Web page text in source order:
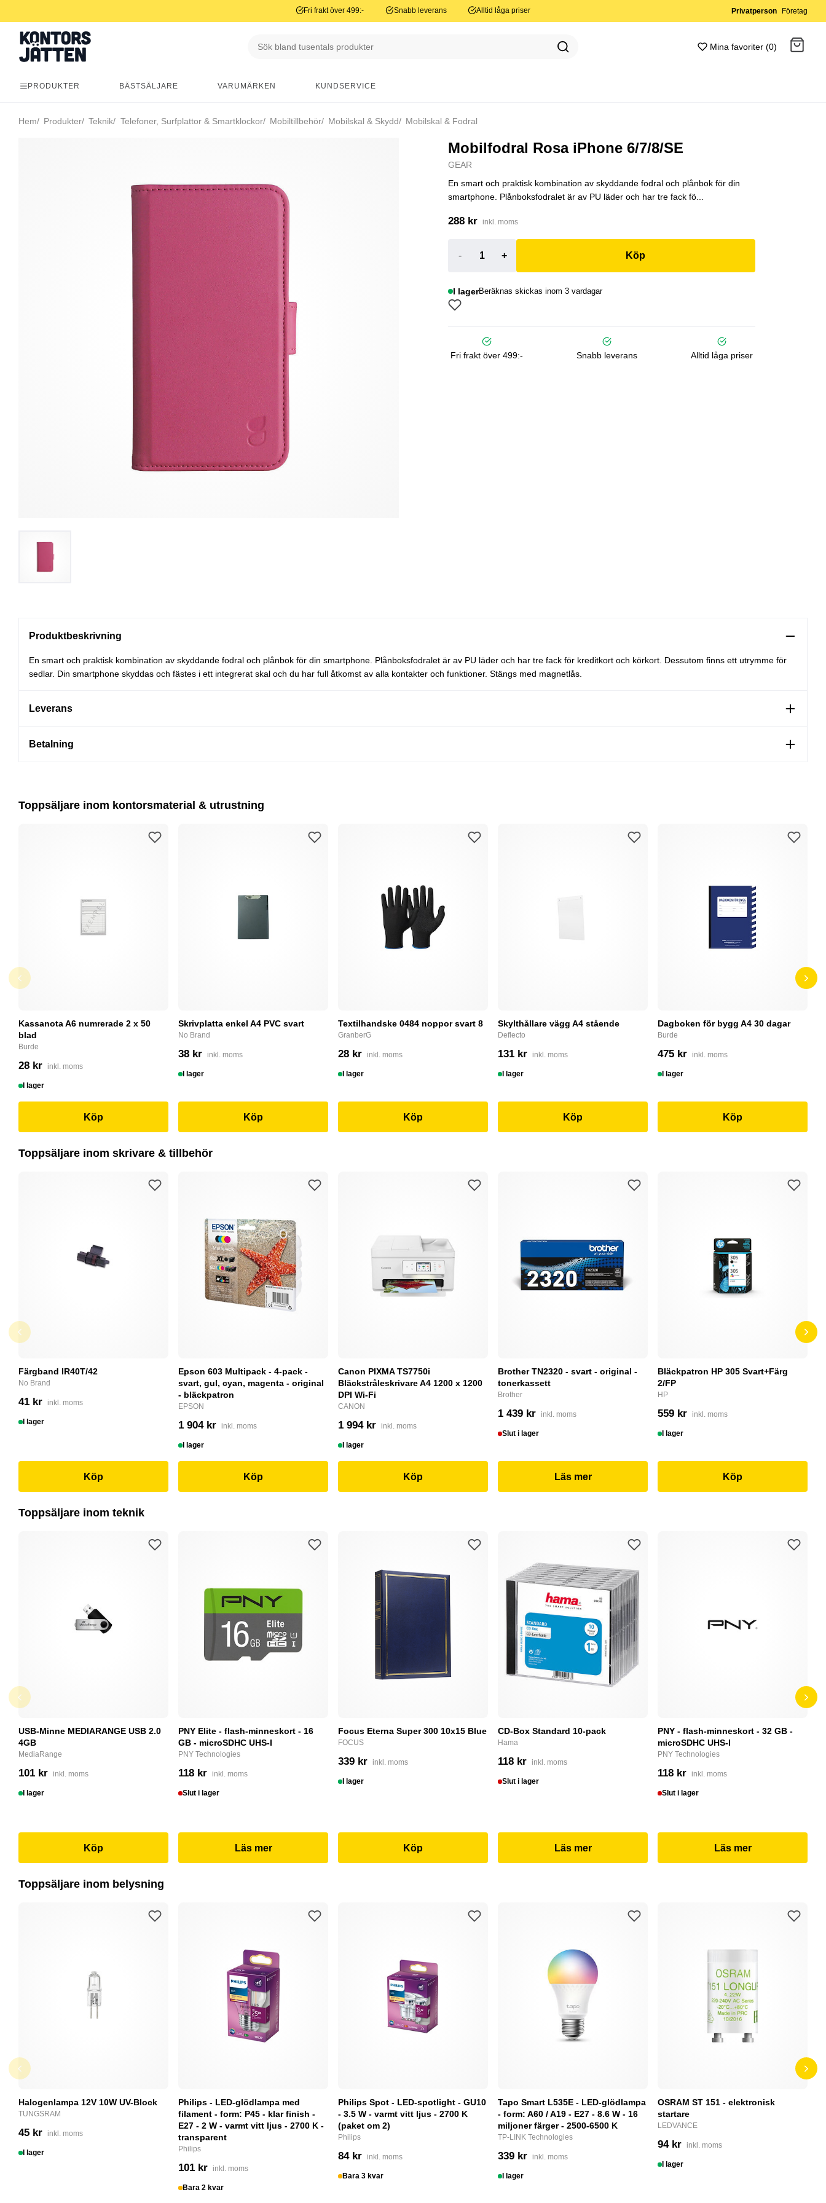
Fri frakt över 499:- Snabb leverans Alltid låga priser Privatperson Företag
Mina favoriter (0)
PRODUKTER BÄSTSÄLJARE VARUMÄRKEN KUNDSERVICE
Hem Produkter Teknik Telefoner, Surfplattor & Smartklockor Mobiltillbehör Mobilskal & Skydd Mobilskal & Fodral
Mobilfodral Rosa iPhone 6/7/8/SE
GEAR
En smart och praktisk kombination av skyddande fodral och plånbok för din
smartphone. Plånboksfodralet är av PU läder och har tre fack fö...
288 kr inkl. moms
- + Köp
I lagerBeräknas skickas inom 3 vardagar
Fri frakt över 499:- Snabb leverans Alltid låga priser
Produktbeskrivning
En smart och praktisk kombination av skyddande fodral och plånbok för din smartphone. Plånboksfodralet är av PU läder och har tre fack för kreditkort och körkort. Dessutom finns ett utrymme för
sedlar. Din smartphone skyddas och fästes i ett integrerat skal och du har full åtkomst av alla kontakter och funktioner. Stängs med magnetlås.
Leverans
Betalning
Toppsäljare inom kontorsmaterial & utrustning
Kassanota A6 numrerade 2 x 50
blad
Burde
28 kr inkl. moms
I lager
Köp
Skrivplatta enkel A4 PVC svart
No Brand
38 kr inkl. moms
I lager
Köp
Textilhandske 0484 noppor svart 8
GranberG
28 kr inkl. moms
I lager
Köp
Skylthållare vägg A4 stående
Deflecto
131 kr inkl. moms
I lager
Köp
Dagboken för bygg A4 30 dagar
Burde
475 kr inkl. moms
I lager
Köp
Toppsäljare inom skrivare & tillbehör
Färgband IR40T/42
No Brand
41 kr inkl. moms
I lager
Köp
Epson 603 Multipack - 4-pack -
svart, gul, cyan, magenta - original
- bläckpatron
EPSON
1 904 kr inkl. moms
I lager
Köp
Canon PIXMA TS7750i
Bläckstråleskrivare A4 1200 x 1200
DPI Wi-Fi
CANON
1 994 kr inkl. moms
I lager
Köp
Brother TN2320 - svart - original -
tonerkassett
Brother
1 439 kr inkl. moms
Slut i lager
Läs mer
Bläckpatron HP 305 Svart+Färg
2/FP
HP
559 kr inkl. moms
I lager
Köp
Toppsäljare inom teknik
USB-Minne MEDIARANGE USB 2.0
4GB
MediaRange
101 kr inkl. moms
I lager
Köp
PNY Elite - flash-minneskort - 16
GB - microSDHC UHS-I
PNY Technologies
118 kr inkl. moms
Slut i lager
Läs mer
Focus Eterna Super 300 10x15 Blue
FOCUS
339 kr inkl. moms
I lager
Köp
CD-Box Standard 10-pack
Hama
118 kr inkl. moms
Slut i lager
Läs mer
PNY - flash-minneskort - 32 GB -
microSDHC UHS-I
PNY Technologies
118 kr inkl. moms
Slut i lager
Läs mer
Toppsäljare inom belysning
Halogenlampa 12V 10W UV-Block
TUNGSRAM
45 kr inkl. moms
I lager
Philips - LED-glödlampa med
filament - form: P45 - klar finish -
E27 - 2 W - varmt vitt ljus - 2700 K -
transparent
Philips
101 kr inkl. moms
Bara 2 kvar
Philips Spot - LED-spotlight - GU10
- 3.5 W - varmt vitt ljus - 2700 K
(paket om 2)
Philips
84 kr inkl. moms
Bara 3 kvar
Tapo Smart L535E - LED-glödlampa
- form: A60 / A19 - E27 - 8.6 W - 16
miljoner färger - 2500-6500 K
TP-LINK Technologies
339 kr inkl. moms
I lager
OSRAM ST 151 - elektronisk
startare
LEDVANCE
94 kr inkl. moms
I lager